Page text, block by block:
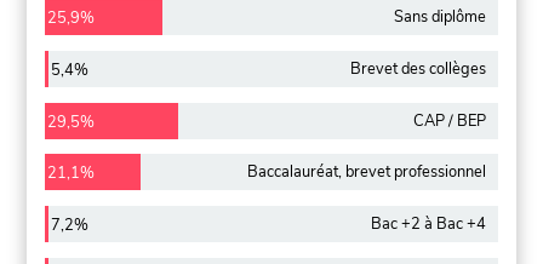
25,9% Sans diplôme
5,4% Brevet des collèges
29,5% CAP / BEP
21,1% Baccalauréat, brevet professionnel
7,2% Bac +2 à Bac +4